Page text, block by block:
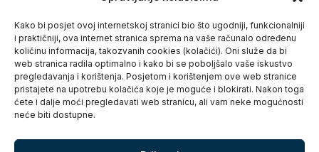
Kako bi posjet ovoj internetskoj stranici bio što ugodniji, funkcionalniji
i praktičniji, ova internet stranica sprema na vaše računalo određenu
količinu informacija, takozvanih cookies (kolačići). Oni služe da bi
web stranica radila optimalno i kako bi se poboljšalo vaše iskustvo
pregledavanja i korištenja. Posjetom i korištenjem ove web stranice
pristajete na upotrebu kolačića koje je moguće i blokirati. Nakon toga
ćete i dalje moći pregledavati web stranicu, ali vam neke mogućnosti
neće biti dostupne.
Zaštita osobnih podataka
Pristup informacijama
Kolačići
Izjava o pristupačnosti